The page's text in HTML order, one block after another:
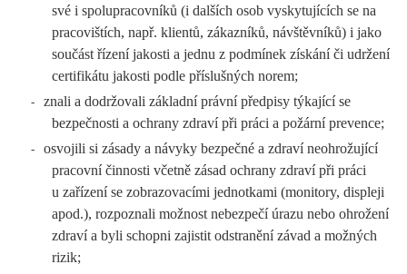
své i spolupracovníků (i dalších osob vyskytujících se na
pracovištích, např. klientů, zákazníků, návštěvníků) i jako
součást řízení jakosti a jednu z podmínek získání či udržení
certifikátu jakosti podle příslušných norem;
-
znali a dodržovali základní právní předpisy týkající se
bezpečnosti a ochrany zdraví při práci a požární prevence;
-
osvojili si zásady a návyky bezpečné a zdraví neohrožující
pracovní činnosti včetně zásad ochrany zdraví při práci
u zařízení se zobrazovacími jednotkami (monitory, displeji
apod.), rozpoznali možnost nebezpečí úrazu nebo ohrožení
zdraví a byli schopni zajistit odstranění závad a možných
rizik;